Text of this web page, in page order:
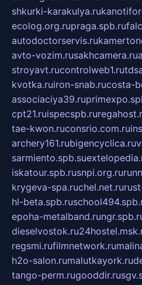
shkurki-karakulya.ru
ecolog.org.rupraga.spb.ru
autodoctorservis.ru
avto-vozim.rusakhcamera.ru
stroyavt.rucontrolweb1.ru
kvotka.ruiron-snab.rucosta-
associaciya39.ru
cpt21.ruispecspb.ru
tae-kwon.ruconsrio.com.ru
archery161.rubigencyclica.ru
sarmiento.spb.su
iskatour.spb.rusnpi.org.ru
krygeva-spa.ruchel.net.ru
hl-beta.spb.ru
epoha-metalband.ru
dieselvostok.ru
regsmi.rufilmnetwork.ru
h2o-salon.rumalutkayork.ru
tango-perm.rugooddir.ru